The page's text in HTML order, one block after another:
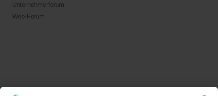
Unternehmerforum
Web-Forum